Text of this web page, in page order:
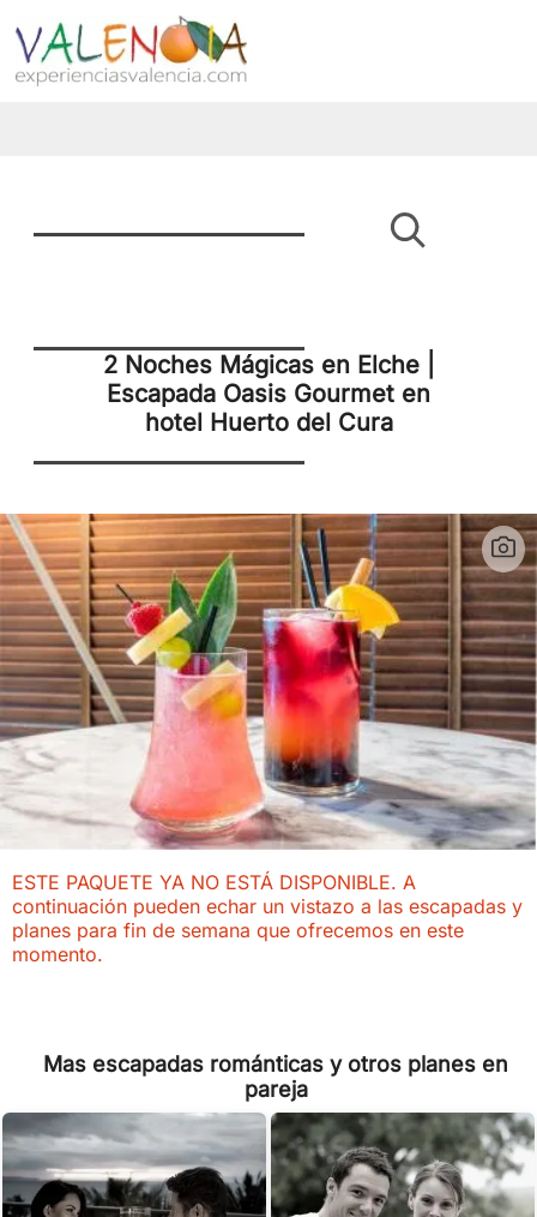
2 Noches Mágicas en Elche |
Escapada Oasis Gourmet en
hotel Huerto del Cura
ESTE PAQUETE YA NO ESTÁ DISPONIBLE. A
continuación pueden echar un vistazo a las escapadas y
planes para fin de semana que ofrecemos en este
momento.
Mas escapadas románticas y otros planes en
pareja